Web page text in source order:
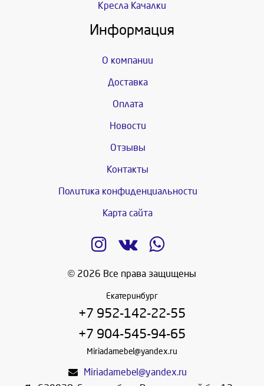
Кресла Качалки
Информация
О компании
Доставка
Оплата
Новости
Отзывы
Контакты
Политика конфиденциальности
Карта сайта
© 2026 Все права защищены
Екатеринбург
+7 952-142-22-55
+7 904-545-94-65
Miriadamebel@yandex.ru
Miriadamebel@yandex.ru